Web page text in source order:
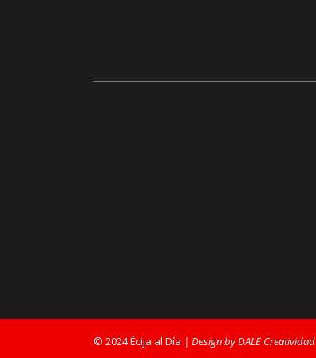
© 2024 Écija al Día | Design by DALE Creatividad